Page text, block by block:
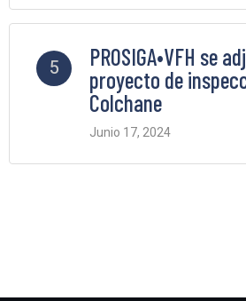
5
PROSIGA•VFH se
proyecto de
Colchane
Junio 17, 2024